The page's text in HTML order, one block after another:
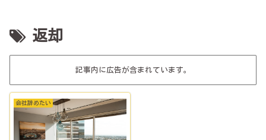
返却
記事内に広告が含まれています。
会社辞めたい